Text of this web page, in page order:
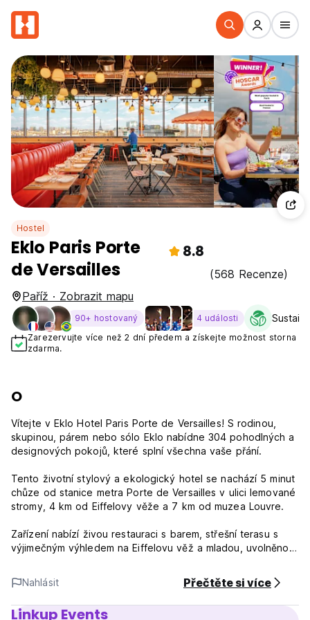
Hostel
Eklo Paris Porte
de Versailles
8.8
(568 Recenze)
Paříž · Zobrazit mapu
90+ hostovaný 4 události
Zarezervujte více než 2 dní předem a získejte možnost storna
zdarma.
O
Vítejte v Eklo Hotel Paris Porte de Versailles! S rodinou,
skupinou, párem nebo sólo Eklo nabídne 304 pohodlných a
designových pokojů, které splní všechna vaše přání.
Tento životní stylový a ekologický hotel se nachází 5 minut
chůze od stanice metra Porte de Versailles v ulici lemované
stromy, 4 km od Eiffelovy věže a 7 km od muzea Louvre.
Zařízení nabízí živou restauraci s barem, střešní terasu s
výjimečným výhledem na Eiffelovu věž a mladou, uvolněnou
okolí. Vítáme vás kdykoliv během dne na drink, oběd,
večeři.
Plně vybavená společná kuchyň je vám k dispozici kdykoli
Nahlásit Přečtěte si více
Linkup Events